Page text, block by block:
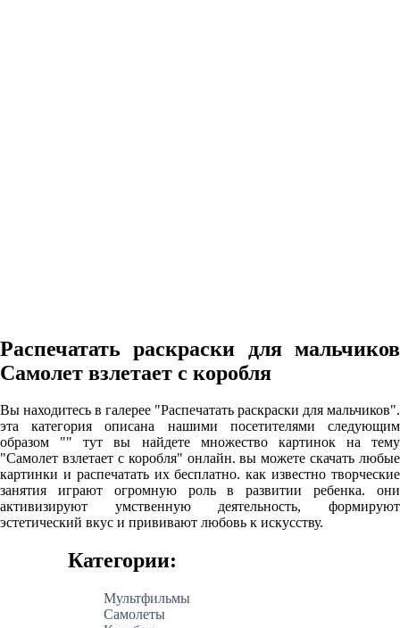
Распечатать раскраски для мальчиков
Самолет взлетает с коробля
Вы находитесь в галерее "Распечатать раскраски для мальчиков".
эта категория описана нашими посетителями следующим
образом "" тут вы найдете множество картинок на тему
"Самолет взлетает с коробля" онлайн. вы можете скачать любые
картинки и распечатать их бесплатно. как известно творческие
занятия играют огромную роль в развитии ребенка. они
активизируют умственную деятельность, формируют
эстетический вкус и прививают любовь к искусству.
Категории:
Мультфильмы
Самолеты